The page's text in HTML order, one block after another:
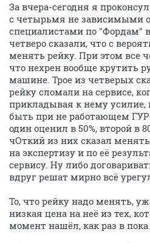
За вчера-сегодня я
с четырьмя не зависимыми
специалистами по "Фордам"
четверо сказали, что с
менять рейку. При этом все
что нехрен вообще крутить
машине. Трое из четверых
рейку сломали на сервисе,
прикладывая к нему усилие,
быть при не работающем
один оценил в 50%, второй в
чОткий из них сказал
на экспертизу и по её
сервису. Ну либо
вдруг решат мирно всё
То, что рейку надо менять,
низкая цена на неё из тех,
момент нашёл, как раз в